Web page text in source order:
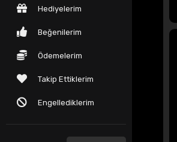
Hediyelerim
Beğenilerim
Ödemelerim
Takip Ettiklerim
Engellediklerim